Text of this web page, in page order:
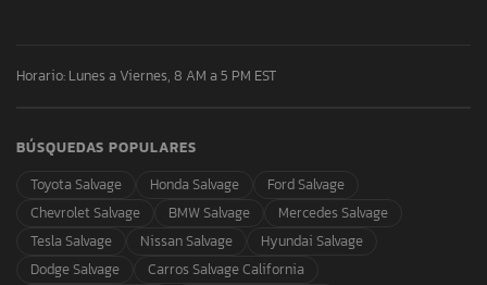
Horario: Lunes a Viernes, 8 AM a 5 PM EST
BÚSQUEDAS POPULARES
Toyota Salvage
Honda Salvage
Ford Salvage
Chevrolet Salvage
BMW Salvage
Mercedes Salvage
Tesla Salvage
Nissan Salvage
Hyundai Salvage
Dodge Salvage
Carros Salvage California